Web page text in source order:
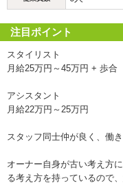
注目ポイント
スタイリスト
月給25万円～45万円 + 歩合
アシスタント
月給22万円～25万円
スタッフ同士仲が良く、働
オーナー自身が古い考え方
る考え方を持っているので